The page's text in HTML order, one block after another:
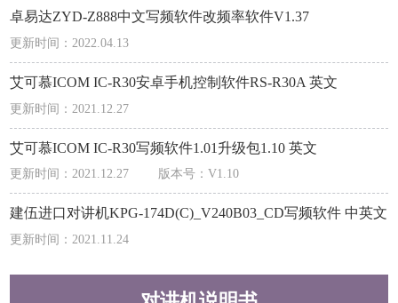
卓易达ZYD-Z888中文写频软件改频率软件V1.37
更新时间：2022.04.13
艾可慕ICOM IC-R30安卓手机控制软件RS-R30A 英文
更新时间：2021.12.27
艾可慕ICOM IC-R30写频软件1.01升级包1.10 英文
更新时间：2021.12.27 版本号：V1.10
建伍进口对讲机KPG-174D(C)_V240B03_CD写频软件 中英文
更新时间：2021.11.24